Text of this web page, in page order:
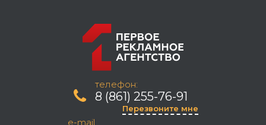
телефон:
8 (861) 255-76-91
Перезвоните мне
e-mail